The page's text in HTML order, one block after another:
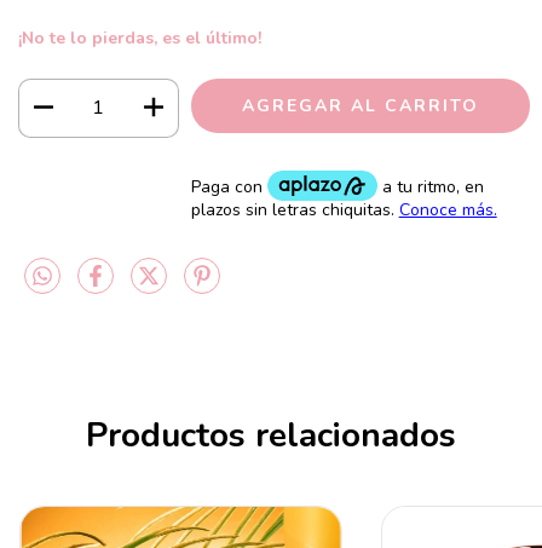
¡No te lo pierdas, es el último!
Productos relacionados